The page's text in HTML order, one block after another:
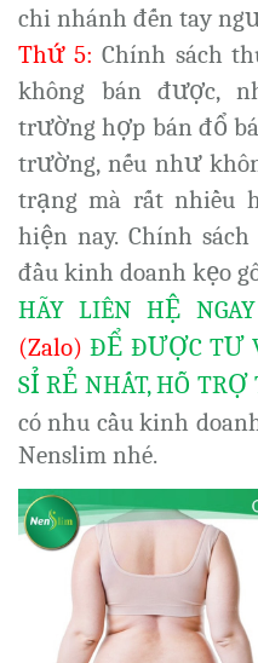
chi nhánh đến tay
Thứ 5:Chính sách
không bán được,
trường hợp bán đổ
trường, nếu như
trạng mà rất nhiều
hiện nay. Chính
đầu kinh doanh kẹo
HÃY LIÊN HỆ NGAY
(Zalo)ĐỂ ĐƯỢC TƯ
SỈ RẺ NHẤT, HỖ TRỢ
có nhu cầu kinh
Nenslim nhé.